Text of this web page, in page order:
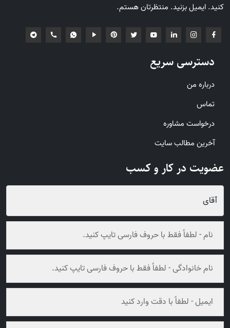
کنید. ایمیل بزنید. منتظرتان هستم.
دسترسی سریع
درباره من
تماس
درخواست مشاوره
آخرین مطالب سایت
عضویت در کار و کسب